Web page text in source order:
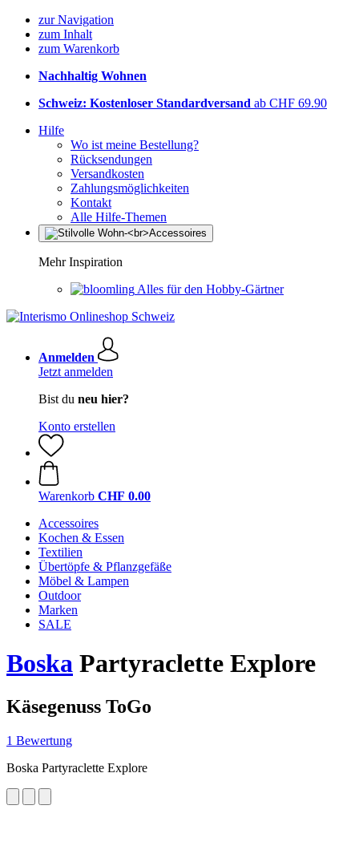
zur Navigation
zum Inhalt
zum Warenkorb
Nachhaltig Wohnen
Schweiz: Kostenloser Standardversand ab CHF 69.90
Hilfe
Wo ist meine Bestellung?
Rücksendungen
Versandkosten
Zahlungsmöglichkeiten
Kontakt
Alle Hilfe-Themen
Mehr Inspiration
Alles für den Hobby-Gärtner
Anmelden
Jetzt anmelden
Bist du neu hier?
Konto erstellen
Warenkorb CHF 0.00
Accessoires
Kochen & Essen
Textilien
Übertöpfe & Pflanzgefäße
Möbel & Lampen
Outdoor
Marken
SALE
Boska Partyraclette Explore
Käsegenuss ToGo
1 Bewertung
Boska Partyraclette Explore